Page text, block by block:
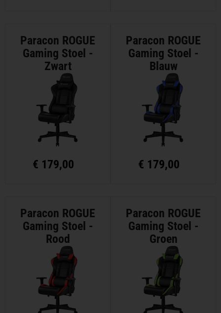
Paracon ROGUE
Gaming Stoel -
Zwart
€ 179,00
Paracon ROGUE
Gaming Stoel -
Blauw
€ 179,00
Paracon ROGUE
Gaming Stoel -
Rood
Paracon ROGUE
Gaming Stoel -
Groen